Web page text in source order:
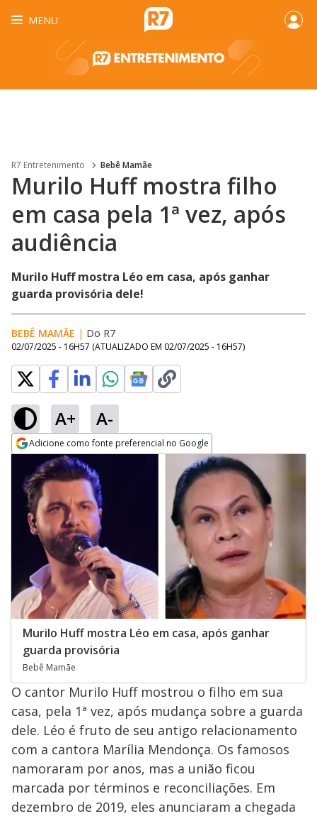
MENU
R7 Entretenimento Bebê Mamãe
Murilo Huff mostra filho
em casa pela 1ª vez, após
audiência
Murilo Huff mostra Léo em casa, após ganhar
guarda provisória dele!
BEBÊ MAMÃE | Do R7
02/07/2025 - 16H57 (ATUALIZADO EM 02/07/2025 - 16H57)
A+ A-
Adicione como fonte preferencial no Google
Opens in new window
Murilo Huff mostra Léo em casa, após ganhar
guarda provisória
Bebê Mamãe
O cantor Murilo Huff mostrou o filho em sua
casa, pela 1ª vez, após mudança sobre a guarda
dele. Léo é fruto de seu antigo relacionamento
com a cantora Marília Mendonça. Os famosos
namoraram por anos, mas a união ficou
marcada por términos e reconciliações. Em
dezembro de 2019, eles anunciaram a chegada